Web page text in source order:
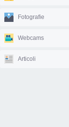
Fotografie
Webcams
Articoli